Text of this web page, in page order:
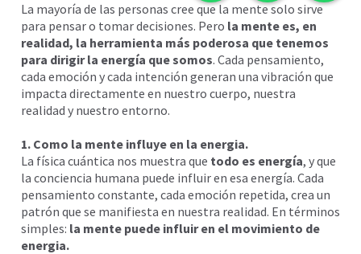
La mayoría de las personas cree que la mente solo sirve
para pensar o tomar decisiones. Pero la mente es, en
realidad, la herramienta más poderosa que tenemos
para dirigir la energía que somos. Cada pensamiento,
cada emoción y cada intención generan una vibración que
impacta directamente en nuestro cuerpo, nuestra
realidad y nuestro entorno.
1. Como la mente influye en la energia.
La física cuántica nos muestra que todo es energía, y que
la conciencia humana puede influir en esa energía. Cada
pensamiento constante, cada emoción repetida, crea un
patrón que se manifiesta en nuestra realidad. En términos
simples: la mente puede influir en el movimiento de
energia.